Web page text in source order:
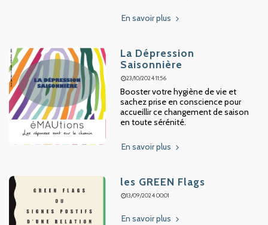
En savoir plus
La Dépression
Saisonnière
23/10/2024 11:56
Booster votre hygiène de vie et
sachez prise en conscience pour
accueillir ce changement de saison
en toute sérénité.
En savoir plus
les GREEN Flags
13/09/2024 00:01
En savoir plus